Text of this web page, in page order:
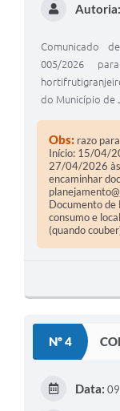
Autoria:
Comunicado
005/2026
do Município de
Obs: razo
Início: 15/04/
27/04/2026 às
encaminhar
Documento de
consumo e
(quando
Nº 4
Data: